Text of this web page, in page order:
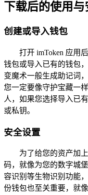
下载后的使用
创建或导入钱包
打开 imToken 应用
钱包或导入已有的钱包
变魔术一般生成助记词
您一定要像守护宝藏一
人，如果您选择导入已
或私钥。
安全设置
为了给您的资产加
码，就像为您的数字城
容识别等生物识别功能
份钱包也至关重要，就